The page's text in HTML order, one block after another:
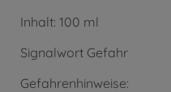
Inhalt: 100 ml
Signalwort Gefahr
Gefahrenhinweise: